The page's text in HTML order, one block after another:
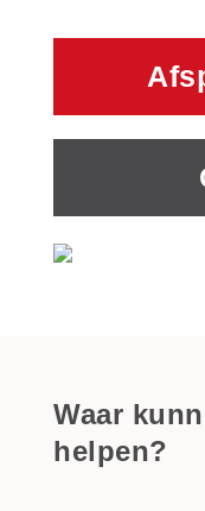
Waar
helpen?